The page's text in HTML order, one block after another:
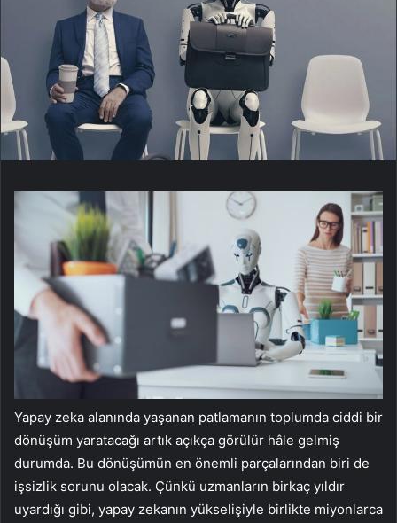
Yapay zeka alanında yaşanan patlamanın toplumda ciddi bir
dönüşüm yaratacağı artık açıkça görülür hâle gelmiş
durumda. Bu dönüşümün en önemli parçalarından biri de
işsizlik sorunu olacak. Çünkü uzmanların birkaç yıldır
uyardığı gibi, yapay zekanın yükselişiyle birlikte miyonlarca